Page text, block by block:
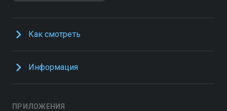
Как смотреть
Информация
ПРИЛОЖЕНИЯ